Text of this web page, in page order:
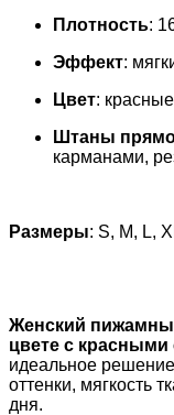
Плотность:
Эффект:
Цвет:
Штаны
карманами,
Размеры: S, M, L,
Женский
цвете с красными
идеальное
оттенки, мягкость
дня.